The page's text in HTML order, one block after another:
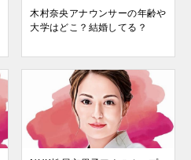
木村奈央アナウンサーの年齢や
大学はどこ？結婚してる？